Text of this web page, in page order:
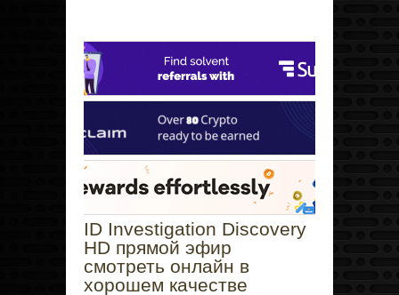
ID Investigation Discovery
HD прямой эфир
смотреть онлайн в
хорошем качестве